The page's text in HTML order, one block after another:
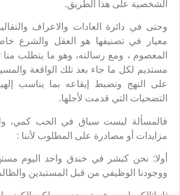
الشخصية على هذا الطريق.
وحتى في دائرة العادات والاعراف
معيار في تصنيفها هو العقل والشرع
المعصوم ، ومع رسالته، وهو ما يتطلب
مستديم لكل ما جاء بعد تلك الواقعة
على النهج ونضبط إيقاعه بما يناسب
التضحيات التي قدمت لأجلها.
فالمسألة ليست سباق في الحب كمي،
مزايدات أو مصادرة على المطلوب لأننا :
أولا: نحن كبشر في خندق واحد اليوم
ووجودنا الوظيفي من قبل المستبدين